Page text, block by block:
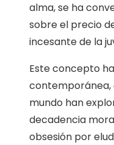
alma, se ha
sobre el precio
incesante de la
Este concepto
contemporánea,
mundo han
decadencia
obsesión por